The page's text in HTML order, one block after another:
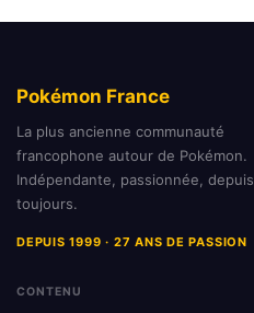
Pokémon France
La plus ancienne communauté
francophone autour de Pokémon.
Indépendante, passionnée, depuis
toujours.
DEPUIS 1999 · 27 ANS DE PASSION
CONTENU